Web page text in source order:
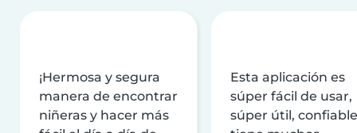
¡Hermosa y segura
manera de encontrar
niñeras y hacer más
Esta aplicación es
súper fácil de usar,
súper útil,